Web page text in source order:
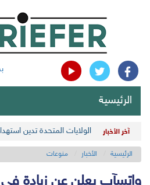
الرئيسية
آخر الأخبار الولايات المتحدة تدين
الرئيسية الأخبار منوعات